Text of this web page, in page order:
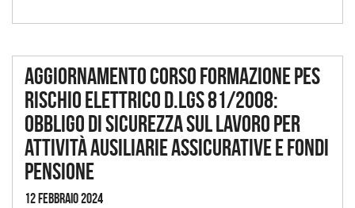
Aggiornamento corso formazione PES
rischio elettrico D.lgs 81/2008:
obbligo di sicurezza sul lavoro per
attività ausiliarie assicurative e fondi
pensione
12 Febbraio 2024